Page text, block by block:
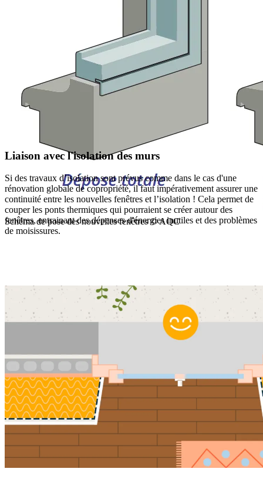
Schéma de pose des nouvelles fenêtres © AQC
Liaison avec l'isolation des murs
Si des travaux d’isolation sont prévus comme dans le cas d'une
rénovation globale de copropriété, il faut impérativement assurer une
continuité entre les nouvelles fenêtres et l’isolation ! Cela permet de
couper les ponts thermiques qui pourraient se créer autour des
fenêtres, entrainant des dépenses d'énergies inutiles et des problèmes
de moisissures.